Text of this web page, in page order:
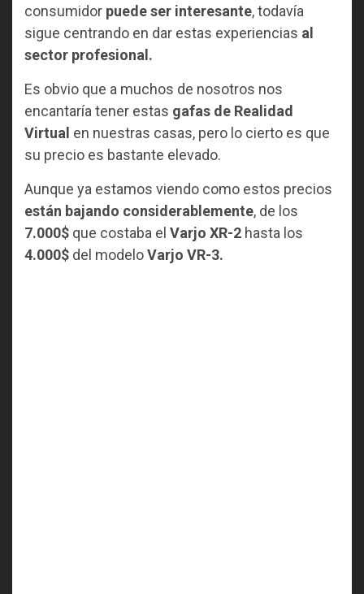
consumidor puede ser interesante, todavía
sigue centrando en dar estas experiencias al
sector profesional.
Es obvio que a muchos de nosotros nos
encantaría tener estas gafas de Realidad
Virtual en nuestras casas, pero lo cierto es que
su precio es bastante elevado.
Aunque ya estamos viendo como estos precios
están bajando considerablemente, de los
7.000$ que costaba el Varjo XR-2 hasta los
4.000$ del modeloVarjo VR-3.